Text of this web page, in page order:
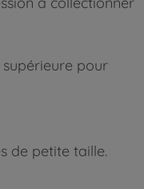
pour
de petite taille.